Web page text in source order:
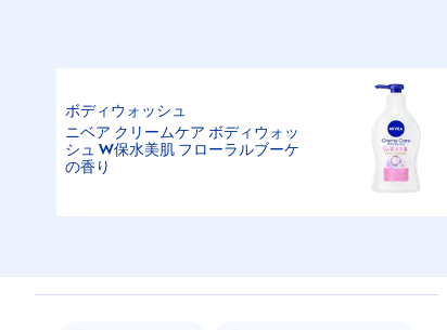
ボディウォッシュ
ニベア クリームケア ボディウォッ
シュ W保水美肌 フローラルブーケ
の香り